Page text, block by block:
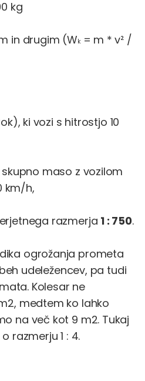
kg
in drugim (Wk= m * v² /
ki vozi s hitrostjo 10
maso z vozilom
km/h,
razmerja 1 : 750.
ogrožanja prometa
udeležencev, pa tudi
Kolesar ne
medtem ko lahko
na več kot 9 m2. Tukaj
razmerju 1 : 4.